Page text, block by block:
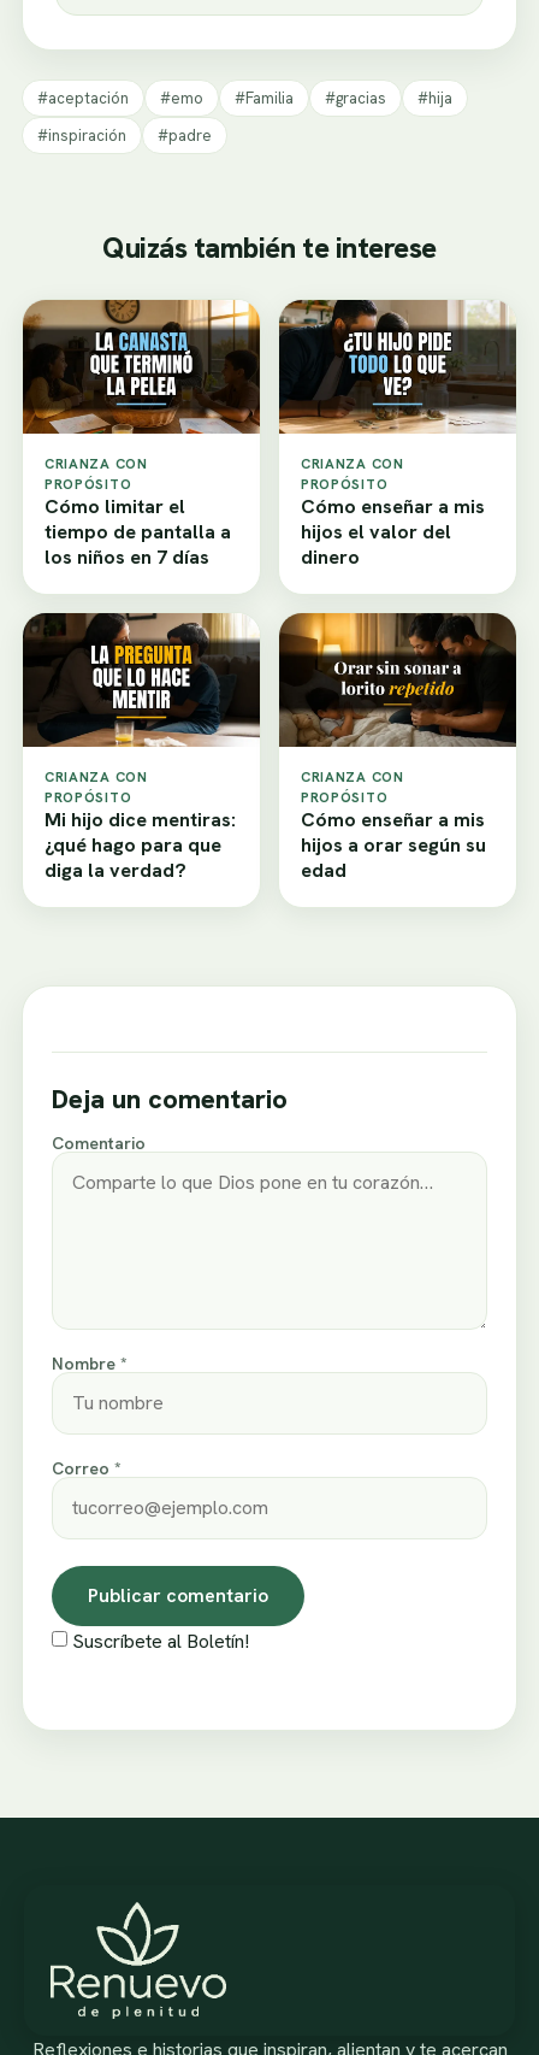
#aceptación #emo #Familia #gracias
#hija
#inspiración
#padre
Quizás también te interese
CRIANZA CON
PROPÓSITO
Cómo limitar el
tiempo de pantalla a
los niños en 7 días
CRIANZA CON
PROPÓSITO
Cómo enseñar a mis
hijos el valor del
dinero
CRIANZA CON
PROPÓSITO
Mi hijo dice mentiras:
¿qué hago para que
diga la verdad?
CRIANZA CON
PROPÓSITO
Cómo enseñar a mis
hijos a orar según su
edad
Deja un comentario
Comentario
Nombre *
Correo *
Suscríbete al Boletín!
Reflexiones e historias que inspiran, alientan y te acercan